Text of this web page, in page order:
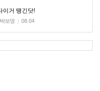
이거 땡긴닷!
보영 | 08.04